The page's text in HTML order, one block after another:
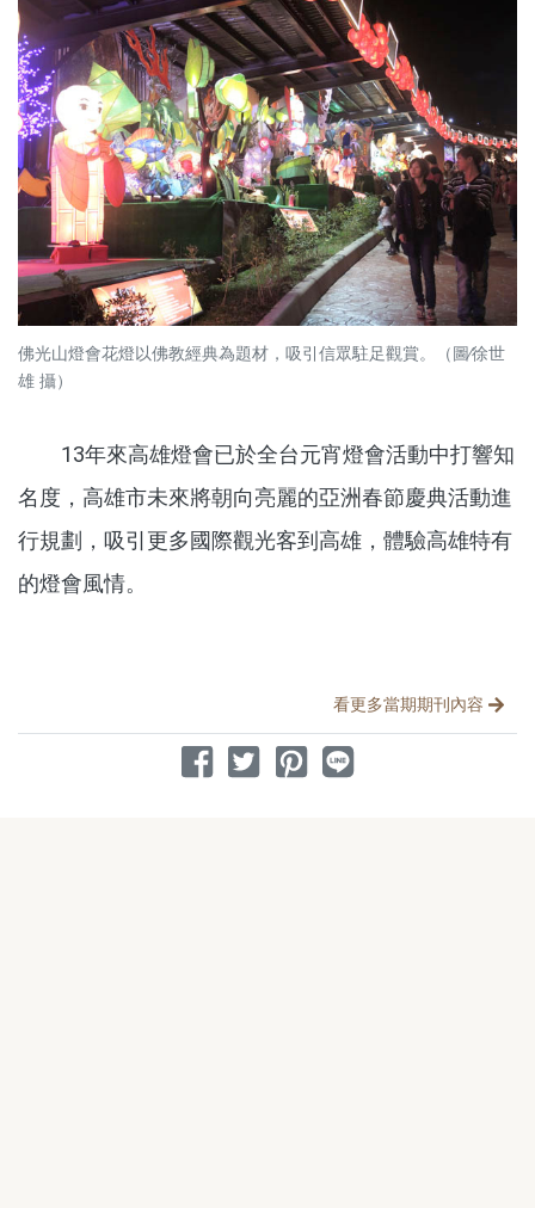
佛光山燈會花燈以佛教經典為題材，吸引信眾駐足觀賞。（圖∕徐世
雄 攝）
13年來高雄燈會已於全台元宵燈會活動中打響知
名度，高雄市未來將朝向亮麗的亞洲春節慶典活動進
行規劃，吸引更多國際觀光客到高雄，體驗高雄特有
的燈會風情。
看更多當期期刊內容
分享文章
分享到 Facebook
分享到 Twitter
分享到 Pinterest
分享到 Line